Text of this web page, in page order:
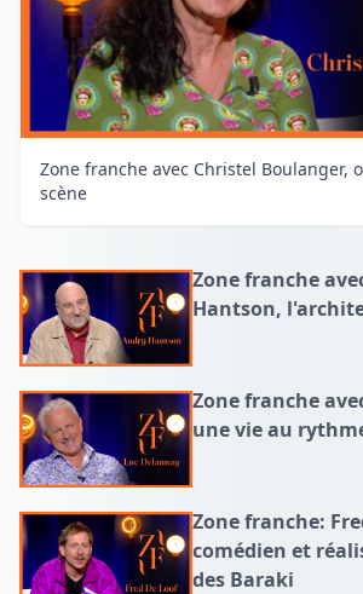
Zone franche avec Christel Boulanger,
scène
Zone franche
Hantson,
Zone franche
une vie au
Zone franche:
comédien et
des Baraki